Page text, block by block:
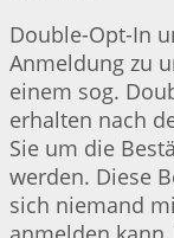
Double-Opt-In
Anmeldung zu
einem sog.
erhalten nach
Sie um die
werden. Diese
sich niemand